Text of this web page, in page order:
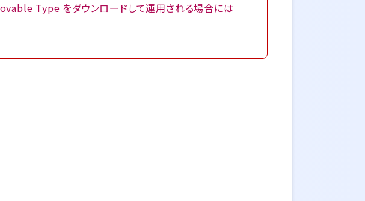
Type をダウンロードして運用される場合には